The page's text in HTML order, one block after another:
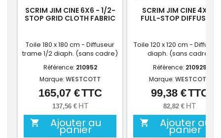
SCRIM JIM CINE 6X6 - 1/2-
STOP GRID CLOTH FABRIC
Toile 180 x 180 cm - Diffuseur
trame 1/2 diaph. (sans cadre)
Référence: 210952
Marque: WESTCOTT
Prix
165,07 €TTC
137,56 € HT
 Ajouter au
panier
SCRIM JIM CINE 4X4 -
FULL-STOP DIFFUSION
Toile 120 x 120 cm -
diaph. (sans cadre)
Référence: 210929
Marque: WESTCOTT
Prix
99,38 €TTC
82,82 € HT
 Ajouter au
panier